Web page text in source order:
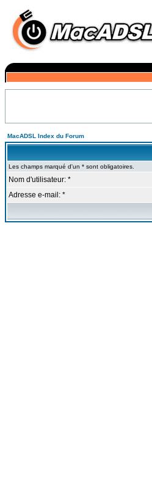
MacADSL Index du Forum
Les champs marqué d'un * sont obligatoires.
Nom d'utilisateur: *
Adresse e-mail: *